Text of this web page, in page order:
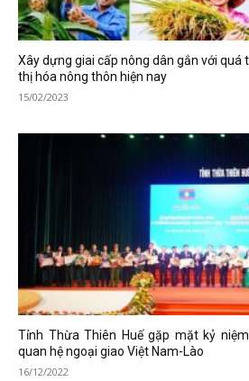
Xây dựng giai cấp nông dân gắn với quá
thị hóa nông thôn hiện nay
15/02/2023
Tỉnh Thừa Thiên Huế gặp mặt kỷ
quan hệ ngoại giao Việt Nam-Lào
16/12/2022